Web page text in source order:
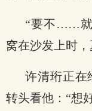
“要不……就
窝在沙发上时，
许清珩正在
转头看他：“想